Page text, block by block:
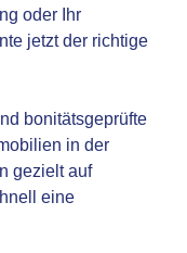
oder Ihr
jetzt der richtige
bonitätsgeprüfte
in der
gezielt auf
eine